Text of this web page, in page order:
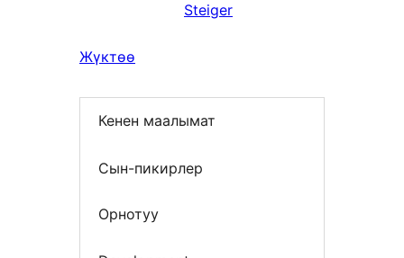
Steiger
Жүктөө
Кенен маалымат
Сын-пикирлер
Орнотуу